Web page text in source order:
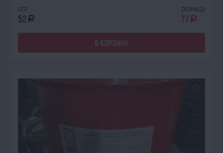
опт
52a
розница
77a
В КОРЗИНУ